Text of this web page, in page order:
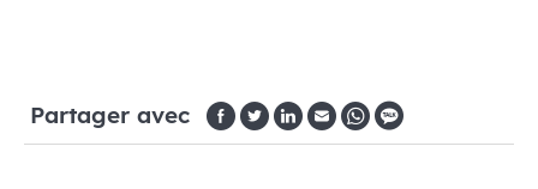
Partager avec